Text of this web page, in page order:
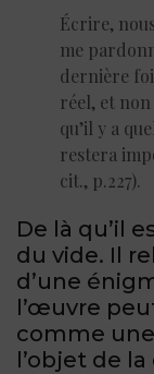
Écrire,
me
dernière
réel, et
qu’il y a
restera
cit., p.227).
De là qu’il
du vide. Il
d’une
l’œuvre
comme
l’objet de